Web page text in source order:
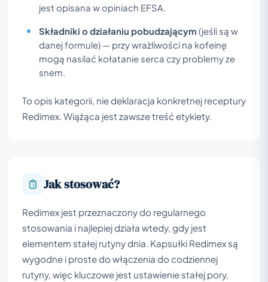
jest opisana w opiniach EFSA.
Składniki o działaniu pobudzającym (jeśli są w
danej formule) — przy wrażliwości na kofeinę
mogą nasilać kołatanie serca czy problemy ze
snem.
To opis kategorii, nie deklaracja konkretnej receptury
Redimex. Wiążąca jest zawsze treść etykiety.
Jak stosować?
Redimex jest przeznaczony do regularnego
stosowania i najlepiej działa wtedy, gdy jest
elementem stałej rutyny dnia. Kapsułki Redimex są
wygodne i proste do włączenia do codziennej
rutyny, więc kluczowe jest ustawienie stałej pory,